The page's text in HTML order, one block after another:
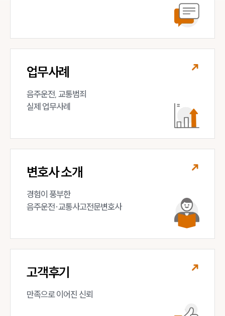
업무사례
음주운전, 교통범죄
실제 업무사례
변호사 소개
경험이 풍부한
음주운전·교통사고전문변호사
고객후기
만족으로 이어진 신뢰